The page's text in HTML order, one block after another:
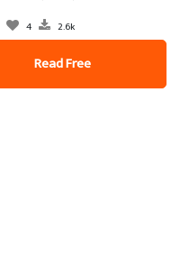
4 2.6k
Read Free